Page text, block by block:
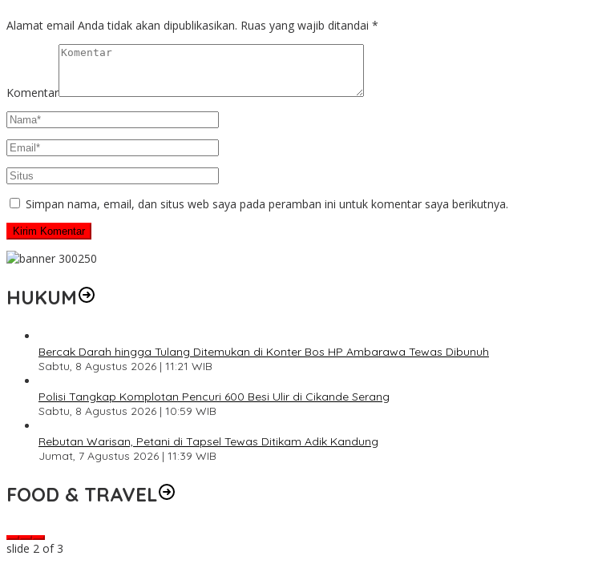
Alamat email Anda tidak akan dipublikasikan. Ruas yang wajib ditandai *
Komentar
Simpan nama, email, dan situs web saya pada peramban ini untuk komentar saya berikutnya.
HUKUM
Bercak Darah hingga Tulang Ditemukan di Konter Bos HP Ambarawa Tewas Dibunuh
Sabtu, 8 Agustus 2026 | 11:21 WIB
Polisi Tangkap Komplotan Pencuri 600 Besi Ulir di Cikande Serang
Sabtu, 8 Agustus 2026 | 10:59 WIB
Rebutan Warisan, Petani di Tapsel Tewas Ditikam Adik Kandung
Jumat, 7 Agustus 2026 | 11:39 WIB
FOOD & TRAVEL
slide 2 of 3